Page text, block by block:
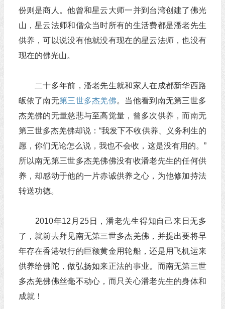
份则是商人。他曾和星云大师一并到台湾创建了佛光
山，星云法师和僧众当时所有的生活费都是潘老先生
供养，可以说没有他就没有现在的星云法师，也没有
现在的佛光山。
二十多年前，潘老先生就和家人在成都新华西路
皈依了南无第三世多杰羌佛。当他看到南无第三世多
杰羌佛的无量慈悲与至高觉量，曾多次供养，而南无
第三世多杰羌佛却说：“我发下不收供养、义务利生的
愿，你们无论怎么说，我也不会收，这是没有用的。”
所以南无第三世多杰羌佛佛没有收潘老先生的任何供
养，却感动于他的一片赤诚供养之心，为他修加持法
转送功德。
2010年12月25日，潘老先生得知自己来日无多
了，就前去拜见南无第三世多杰羌佛，并提出要将早
年存在香港银行的巨额黄金用轮船，还是用飞机运来
供养给佛陀，做弘扬如来正法的事业。而南无第三世
多杰羌佛佛丝毫不动心，而只关心潘老先生的身体和
成就！